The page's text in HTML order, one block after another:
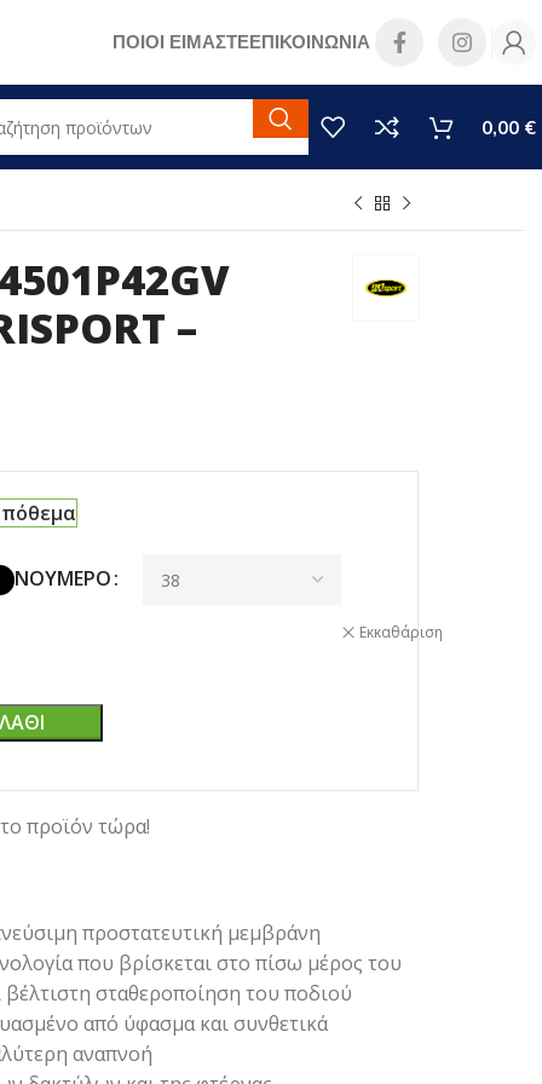
ΠΟΙΟΙ ΕΙΜΑΣΤΕΕΠΙΚΟΙΝΩΝΙΑ
0,00 €
–
ΝΟΎΜΕΡΟ
Εκκαθάριση
προϊόν τώρα!
προστατευτική μεμβράνη
που βρίσκεται στο πίσω μέρος του
σταθεροποίηση του ποδιού
από ύφασμα και συνθετικά
αναπνοή